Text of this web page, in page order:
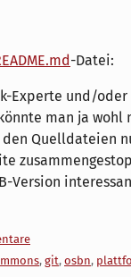
-Datei:
Experte und/
man ja
den Quelldateien
Version
, git, osbn,